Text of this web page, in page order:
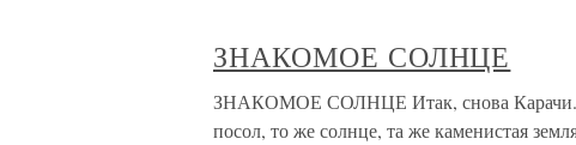
ЗНАКОМОЕ СОЛНЦЕ
ЗНАКОМОЕ СОЛНЦЕ Итак, снова Карачи.
посол, то же солнце, та же каменистая